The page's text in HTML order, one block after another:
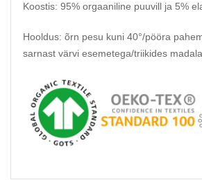
Koostis: 95% orgaaniline puuvill ja 5%
Hooldus: õrn pesu kuni 40°/pööra
sarnast värvi esemetega/triikides